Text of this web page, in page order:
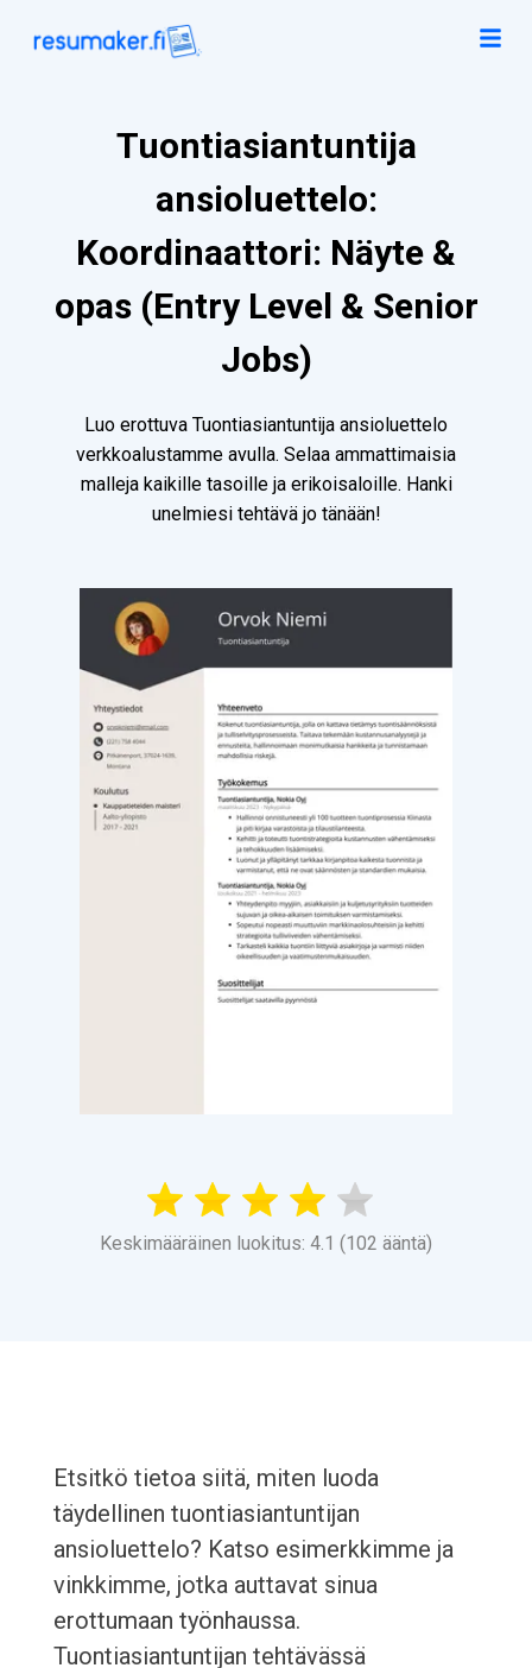
Tuontiasiantuntija
ansioluettelo:
Koordinaattori: Näyte &
opas (Entry Level & Senior
Jobs)
Luo erottuva Tuontiasiantuntija ansioluettelo
verkkoalustamme avulla. Selaa ammattimaisia
malleja kaikille tasoille ja erikoisaloille. Hanki
unelmiesi tehtävä jo tänään!
Keskimääräinen luokitus: 4.1 (102 ääntä)
Etsitkö tietoa siitä, miten luoda
täydellinen tuontiasiantuntijan
ansioluettelo? Katso esimerkkimme ja
vinkkimme, jotka auttavat sinua
erottumaan työnhaussa.
Tuontiasiantuntijan tehtävässä